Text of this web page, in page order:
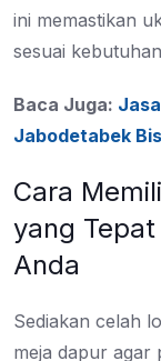
ini memastikan
sesuai
Baca Juga:
Jabodetabek
Cara
yang
Anda
Sediakan celah
meja dapur agar